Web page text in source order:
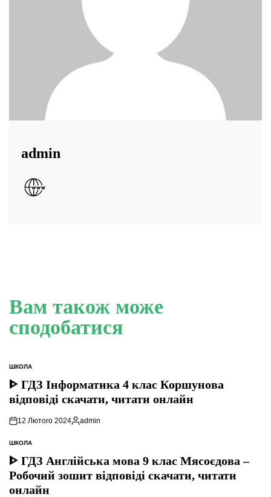
admin
Вам також може
сподобатися
ОПУБЛІКУВАТИ
У
ШКОЛА
ᐈ ГДЗ Інформатика 4 клас Коршунова
відповіді скачати, читати онлайн
12 Лютого 2024
Опубліковано
admin
ОПУБЛІКУВАТИ
У
ШКОЛА
ᐈ ГДЗ Англійська мова 9 клас Мясоєдова –
Робочий зошит відповіді скачати, читати
онлайн